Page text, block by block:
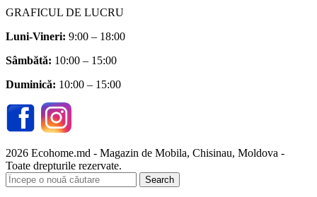
GRAFICUL DE LUCRU
Luni-Vineri: 9:00 – 18:00
Sâmbătă: 10:00 – 15:00
Duminică: 10:00 – 15:00
2026 Ecohome.md - Magazin de Mobila, Chisinau, Moldova -
Toate drepturile rezervate.
Search